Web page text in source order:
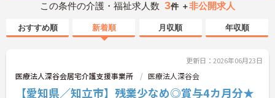
この条件の介護・福祉求人数 3件 ＋非公開求人
おすすめ順 新着順 月収順 年収順
更新日：2026年06月23日
医療法人深谷会居宅介護支援事業所 医療法人深谷会
【愛知県／知立市】残業少なめ◎賞与4カ月分★